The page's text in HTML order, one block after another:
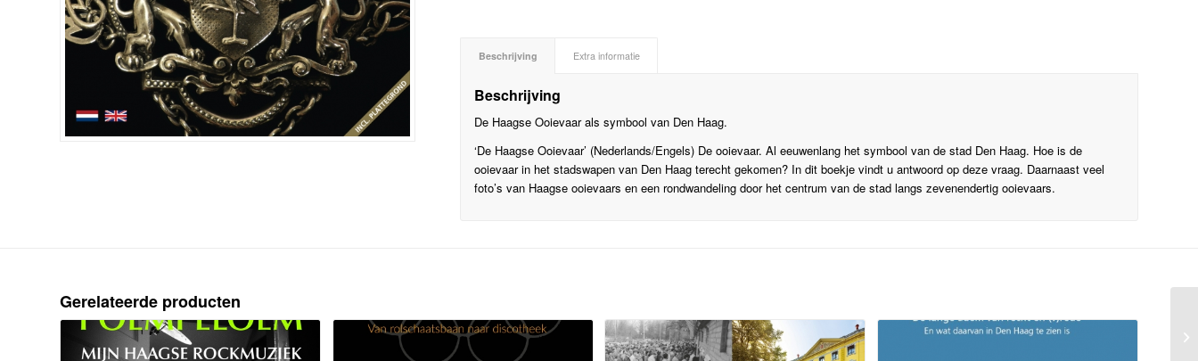
Beschrijving Extra informatie
Beschrijving
De Haagse Ooievaar als symbool van Den Haag.
‘De Haagse Ooievaar’ (Nederlands/Engels) De ooievaar. Al eeuwenlang het symbool van de stad Den Haag. Hoe is de
ooievaar in het stadswapen van Den Haag terecht gekomen? In dit boekje vindt u antwoord op deze vraag. Daarnaast veel
foto’s van Haagse ooievaars en een rondwandeling door het centrum van de stad langs zevenendertig ooievaars.
Gerelateerde producten